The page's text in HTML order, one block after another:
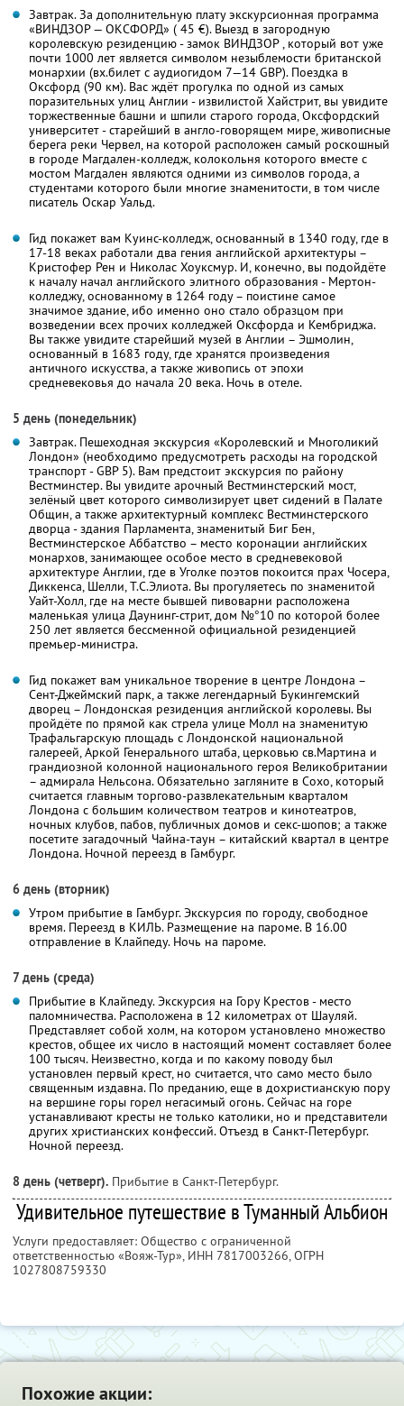
Завтрак. За дополнительную плату экскурсионная программа
«ВИНДЗОР — ОКСФОРД» ( 45 €). Выезд в загородную
королевскую резиденцию - замок ВИНДЗОР , который вот уже
почти 1000 лет является символом незыблемости британской
монархии (вх.билет с аудиогидом 7—14 GBP). Поездка в
Оксфорд (90 км). Вас ждёт прогулка по одной из самых
поразительных улиц Англии - извилистой Хайстрит, вы увидите
торжественные башни и шпили старого города, Оксфордский
университет - старейший в англо-говорящем мире, живописные
берега реки Червел, на которой расположен самый роскошный
в городе Магдален-колледж, колокольня которого вместе с
мостом Магдален являются одними из символов города, а
студентами которого были многие знаменитости, в том числе
писатель Оскар Уальд.
Гид покажет вам Куинс-колледж, основанный в 1340 году, где в
17-18 веках работали два гения английской архитектуры –
Кристофер Рен и Николас Хоуксмур. И, конечно, вы подойдёте
к началу начал английского элитного образования - Мертон-
колледжу, основанному в 1264 году – поистине самое
значимое здание, ибо именно оно стало образцом при
возведении всех прочих колледжей Оксфорда и Кембриджа.
Вы также увидите старейший музей в Англии – Эшмолин,
основанный в 1683 году, где хранятся произведения
античного искусства, а также живопись от эпохи
средневековья до начала 20 века. Ночь в отеле.
5 день (понедельник)
Завтрак. Пешеходная экскурсия «Королевский и Многоликий
Лондон» (необходимо предусмотреть расходы на городской
транспорт - GBP 5). Вам предстоит экскурсия по району
Вестминстер. Вы увидите арочный Вестминстерский мост,
зелёный цвет которого символизирует цвет сидений в Палате
Общин, а также архитектурный комплекс Вестминстерского
дворца - здания Парламента, знаменитый Биг Бен,
Вестминстерское Аббатство – место коронации английских
монархов, занимающее особое место в средневековой
архитектуре Англии, где в Уголке поэтов покоится прах Чосера,
Диккенса, Шелли, Т.С.Элиота. Вы прогуляетесь по знаменитой
Уайт-Холл, где на месте бывшей пивоварни расположена
маленькая улица Даунинг-стрит, дом №°10 по которой более
250 лет является бессменной официальной резиденцией
премьер-министра.
Гид покажет вам уникальное творение в центре Лондона –
Сент-Джеймский парк, а также легендарный Букингемский
дворец – Лондонская резиденция английской королевы. Вы
пройдёте по прямой как стрела улице Молл на знаменитую
Трафальгарскую площадь с Лондонской национальной
галереей, Аркой Генерального штаба, церковью св.Мартина и
грандиозной колонной национального героя Великобритании
– адмирала Нельсона. Обязательно загляните в Сохо, который
считается главным торгово-развлекательным кварталом
Лондона с большим количеством театров и кинотеатров,
ночных клубов, пабов, публичных домов и секс-шопов; а также
посетите загадочный Чайна-таун – китайский квартал в центре
Лондона. Ночной переезд в Гамбург.
6 день (вторник)
Утром прибытие в Гамбург. Экскурсия по городу, свободное
время. Переезд в КИЛЬ. Размещение на пароме. В 16.00
отправление в Клайпеду. Ночь на пароме.
7 день (среда)
Прибытие в Клайпеду. Экскурсия на Гору Крестов - место
паломничества. Расположена в 12 километрах от Шауляй.
Представляет собой холм, на котором установлено множество
крестов, общее их число в настоящий момент составляет более
100 тысяч. Неизвестно, когда и по какому поводу был
установлен первый крест, но считается, что само место было
священным издавна. По преданию, еще в дохристианскую пору
на вершине горы горел негасимый огонь. Сейчас на горе
устанавливают кресты не только католики, но и представители
других христианских конфессий. Отъезд в Санкт-Петербург.
Ночной переезд.
8 день (четверг). Прибытие в Санкт-Петербург.
Удивительное путешествие в Туманный Альбион
Услуги предоставляет: Общество с ограниченной
ответственностью «Вояж-Тур», ИНН 7817003266, ОГРН
1027808759330
Похожие акции: